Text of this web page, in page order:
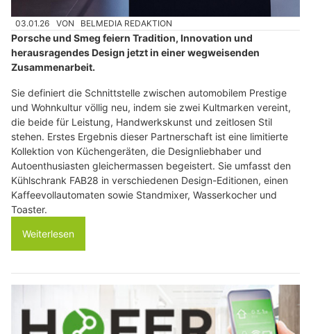
03.01.26 VON BELMEDIA REDAKTION
Porsche und Smeg feiern Tradition, Innovation und
herausragendes Design jetzt in einer wegweisenden
Zusammenarbeit.
Sie definiert die Schnittstelle zwischen automobilem Prestige
und Wohnkultur völlig neu, indem sie zwei Kultmarken vereint,
die beide für Leistung, Handwerkskunst und zeitlosen Stil
stehen. Erstes Ergebnis dieser Partnerschaft ist eine limitierte
Kollektion von Küchengeräten, die Designliebhaber und
Autoenthusiasten gleichermassen begeistert. Sie umfasst den
Kühlschrank FAB28 in verschiedenen Design-Editionen, einen
Kaffeevollautomaten sowie Standmixer, Wasserkocher und
Toaster.
Weiterlesen